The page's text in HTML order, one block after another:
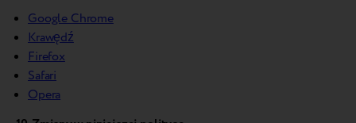
Google Chrome
Krawędź
Firefox
Safari
Opera